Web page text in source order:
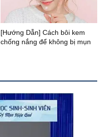
[Hướng Dẫn] Cách bôi kem
chống nắng để không bị mụn